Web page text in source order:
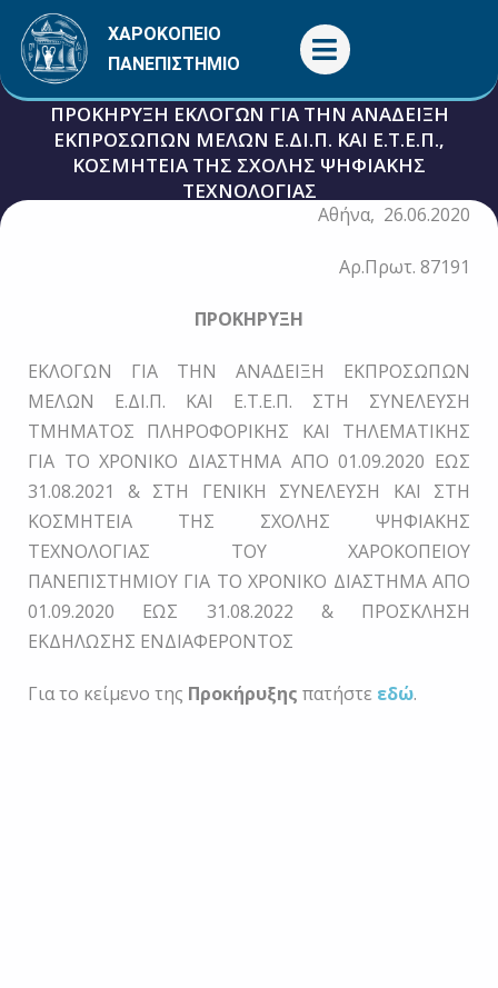
Μετάβαση
στο
περιεχόμενο
ΧΑΡΟΚΟΠΕΙΟ
ΠΑΝΕΠΙΣΤΗΜΙΟ
ΠΡΟΚΗΡΥΞΗ ΕΚΛΟΓΩΝ ΓΙΑ ΤΗΝ ΑΝΑΔΕΙΞΗ
ΕΚΠΡΟΣΩΠΩΝ ΜΕΛΩΝ Ε.ΔΙ.Π. ΚΑΙ Ε.Τ.Ε.Π.,
ΚΟΣΜΗΤΕΙΑ ΤΗΣ ΣΧΟΛΗΣ ΨΗΦΙΑΚΗΣ
ΤΕΧΝΟΛΟΓΙΑΣ
Αθήνα, 26.06.2020
Αρ.Πρωτ. 87191
ΠΡΟΚΗΡΥΞΗ
ΕΚΛΟΓΩΝ ΓΙΑ ΤΗΝ ΑΝΑΔΕΙΞΗ ΕΚΠΡΟΣΩΠΩΝ
ΜΕΛΩΝ Ε.ΔΙ.Π. ΚΑΙ Ε.Τ.Ε.Π. ΣΤΗ ΣΥΝΕΛΕΥΣΗ
ΤΜΗΜΑΤΟΣ ΠΛΗΡΟΦΟΡΙΚΗΣ ΚΑΙ ΤΗΛΕΜΑΤΙΚΗΣ
ΓΙΑ ΤΟ ΧΡΟΝΙΚΟ ΔΙΑΣΤΗΜΑ ΑΠΟ 01.09.2020 ΕΩΣ
31.08.2021 & ΣΤΗ ΓΕΝΙΚΗ ΣΥΝΕΛΕΥΣΗ KAI ΣΤΗ
ΚΟΣΜΗΤΕΙΑ ΤΗΣ ΣΧΟΛΗΣ ΨΗΦΙΑΚΗΣ
ΤΕΧΝΟΛΟΓΙΑΣ ΤΟΥ ΧΑΡΟΚΟΠΕΙΟΥ
ΠΑΝΕΠΙΣΤΗΜΙΟΥ ΓΙΑ ΤΟ ΧΡΟΝΙΚΟ ΔΙΑΣΤΗΜΑ ΑΠΟ
01.09.2020 ΕΩΣ 31.08.2022 & ΠΡΟΣΚΛΗΣΗ
ΕΚΔΗΛΩΣΗΣ ΕΝΔΙΑΦΕΡΟΝΤΟΣ
Για το κείμενο της Προκήρυξης πατήστε εδώ.